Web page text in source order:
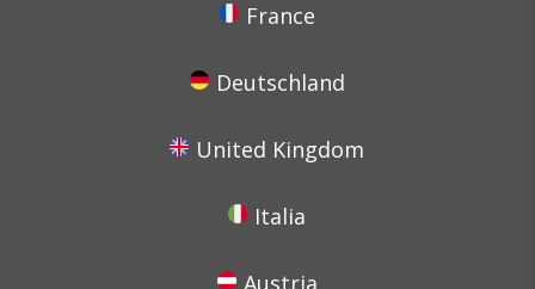
France
Deutschland
United Kingdom
Italia